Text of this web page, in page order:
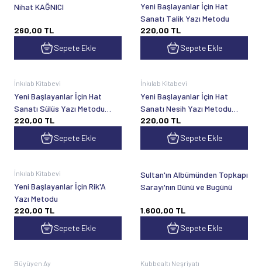
Nihat KAĞNICI
260,00 TL
Sepete Ekle
Yeni Başlayanlar İçin Hat
Sanatı Talik Yazı Metodu
220,00 TL
Sepete Ekle
İnkılab Kitabevi
Yeni Başlayanlar İçin Hat
Sanatı Sülüs Yazı Metodu
Ö.F.Dere
220,00 TL
Sepete Ekle
İnkılab Kitabevi
Yeni Başlayanlar İçin Hat
Sanatı Nesih Yazı Metodu
Ö.F.Dere
220,00 TL
Sepete Ekle
İnkılab Kitabevi
Yeni Başlayanlar İçin Rik'A
Yazı Metodu
220,00 TL
Sepete Ekle
Sultan'ın Albümünden Topkapı
Sarayı'nın Dünü ve Bugünü
1.600,00 TL
Sepete Ekle
Büyüyen Ay Kubbealtı Neşriyatı